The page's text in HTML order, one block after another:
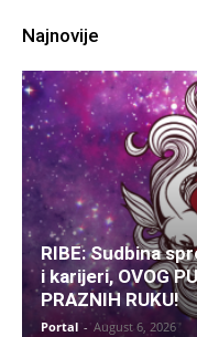
Najnovije
RIBE: Sudbina
i karijeri, OVOG
PRAZNIH RUKU!
Portal - August 6, 2026